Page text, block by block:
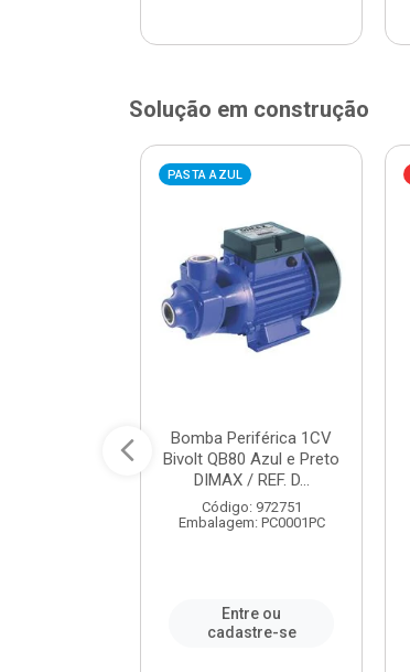
Solução em construção
PASTA AZUL
Bomba Periférica 1CV
Bivolt QB80 Azul e Preto
DIMAX / REF. D...
Código: 972751
Embalagem: PC0001PC
Entre ou
cadastre-se